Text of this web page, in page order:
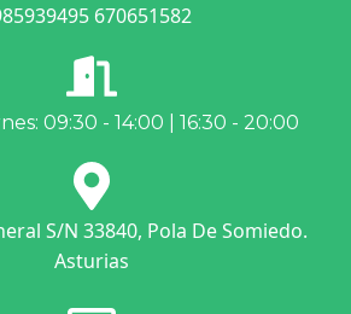
670651582
09:30 - 14:00 | 16:30 - 20:00
S/N 33840, Pola De Somiedo.
Asturias